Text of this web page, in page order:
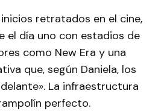
retratados en el cine,
el día uno con estadios de
como New Era y una
que, según Daniela, los
La infraestructura
perfecto.